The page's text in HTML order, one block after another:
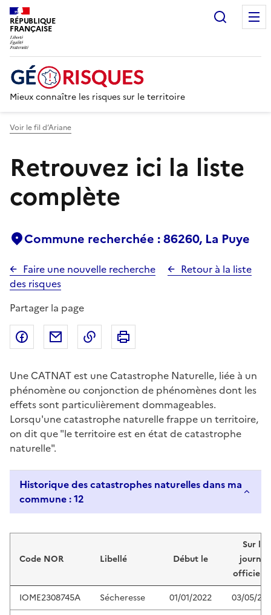
RÉPUBLIQUE
FRANÇAISE
Mieux connaître les risques sur le territoire
Voir le fil d’Ariane
Retrouvez ici la liste
complète
Commune recherchée : 86260, La Puye
Faire une nouvelle recherche
Retour à la liste
des risques
Partager la page
Partager sur Facebook
Partager par emailCopier dans le presse-papier
Une CATNAT est une Catastrophe Naturelle, liée à un
phénomène ou conjonction de phénomènes dont les
effets sont particulièrement dommageables.
Lorsqu'une catastrophe naturelle frappe un territoire,
on dit que "le territoire est en état de catastrophe
naturelle".
Historique des catastrophes naturelles dans ma
commune : 12
Code NOR Libellé Début le
Sur le
journal
officiel
IOME2308745A
Sécheresse 01/01/2022
03/05/